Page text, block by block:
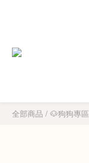
全部商品 / 🐶狗狗專區​